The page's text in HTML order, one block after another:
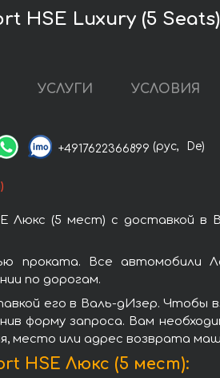
HSE Luxury (5 Seats)
УСЛУГИ УСЛОВИЯ
+4917622366899 (рус, De)
Люкс (5 мест) с доставкой в
проката. Все автомобили
по дорогам.
его в Валь-дИзер. Чтобы
форму запроса. Вам
место или адрес возврата
HSE Люкс (5 мест):